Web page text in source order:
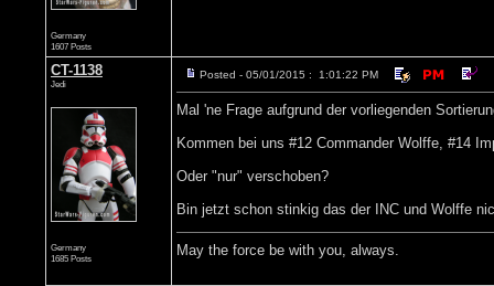
Germany
1607 Posts
CT-1138
Jedi
Germany
1685 Posts
Posted - 05/01/2015 : 1:01:22 PM
Mal 'ne Frage aufgrund der vorliegenden
Kommen bei uns #12 Commander Wolffe, #14
Oder "nur" verschoben?
Bin jetzt schon stinkig das der INC und Wolffe
May the force be with you, always.